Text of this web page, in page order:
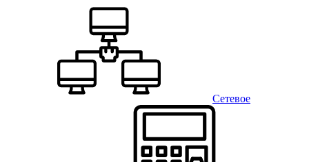
Сетевое